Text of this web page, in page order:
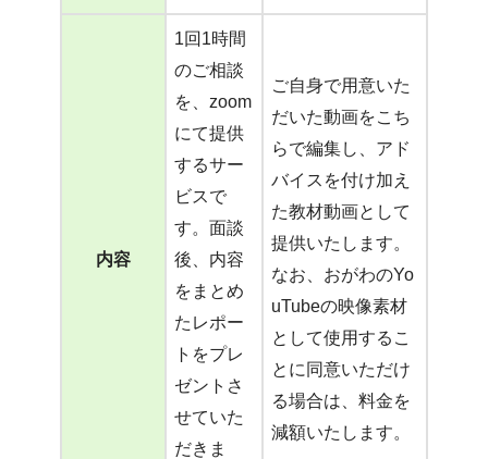
内容
1回1時間
のご相談
を、zoom
にて提供
するサー
ビスで
す。面談
後、内容
をまとめ
たレポー
トをプレ
ゼントさ
せていた
だきま
ご自身で用意いた
だいた動画をこち
らで編集し、アド
バイスを付け加え
た教材動画として
提供いたします。
なお、おがわのYo
uTubeの映像素材
として使用するこ
とに同意いただけ
る場合は、料金を
減額いたします。